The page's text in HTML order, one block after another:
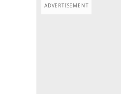
ADVERTISEMENT